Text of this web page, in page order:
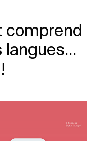
comprend
langues…